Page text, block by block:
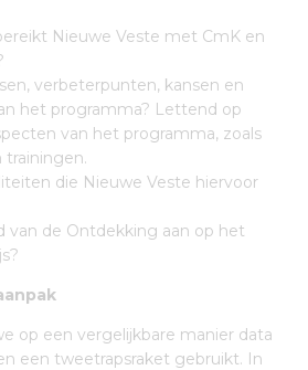
Nieuwe Veste met CmK en
verbeterpunten, kansen en
het programma? Lettend op
van het programma, zoals
trainingen.
die Nieuwe Veste hiervoor
van de Ontdekking aan op het
op een vergelijkbare manier data
een tweetrapsraket gebruikt. In